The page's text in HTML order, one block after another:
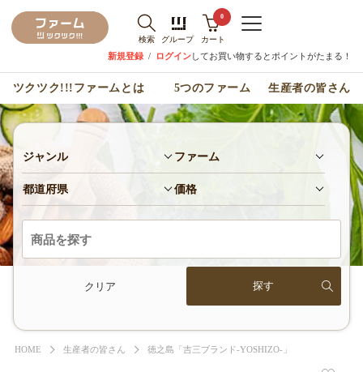
検索 グループ
0
カート
新規登録 / ログインしてお買い物するとポイントがたまる！
ツクツク!!!ファームとは 5つのファーム 生産者の皆さん
ジャンル ファーム
都道府県 価格
クリア
HOME 生産者の皆さん 徳之島「吉三ブランド-YOSHIZO-」